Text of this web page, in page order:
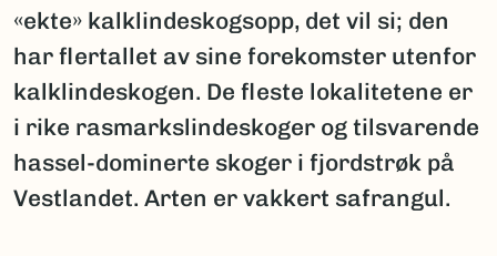
«ekte» kalklindeskogsopp, det vil si; den
har flertallet av sine forekomster utenfor
kalklindeskogen. De fleste lokalitetene er
i rike rasmarkslindeskoger og tilsvarende
hassel-dominerte skoger i fjordstrøk på
Vestlandet. Arten er vakkert safrangul.